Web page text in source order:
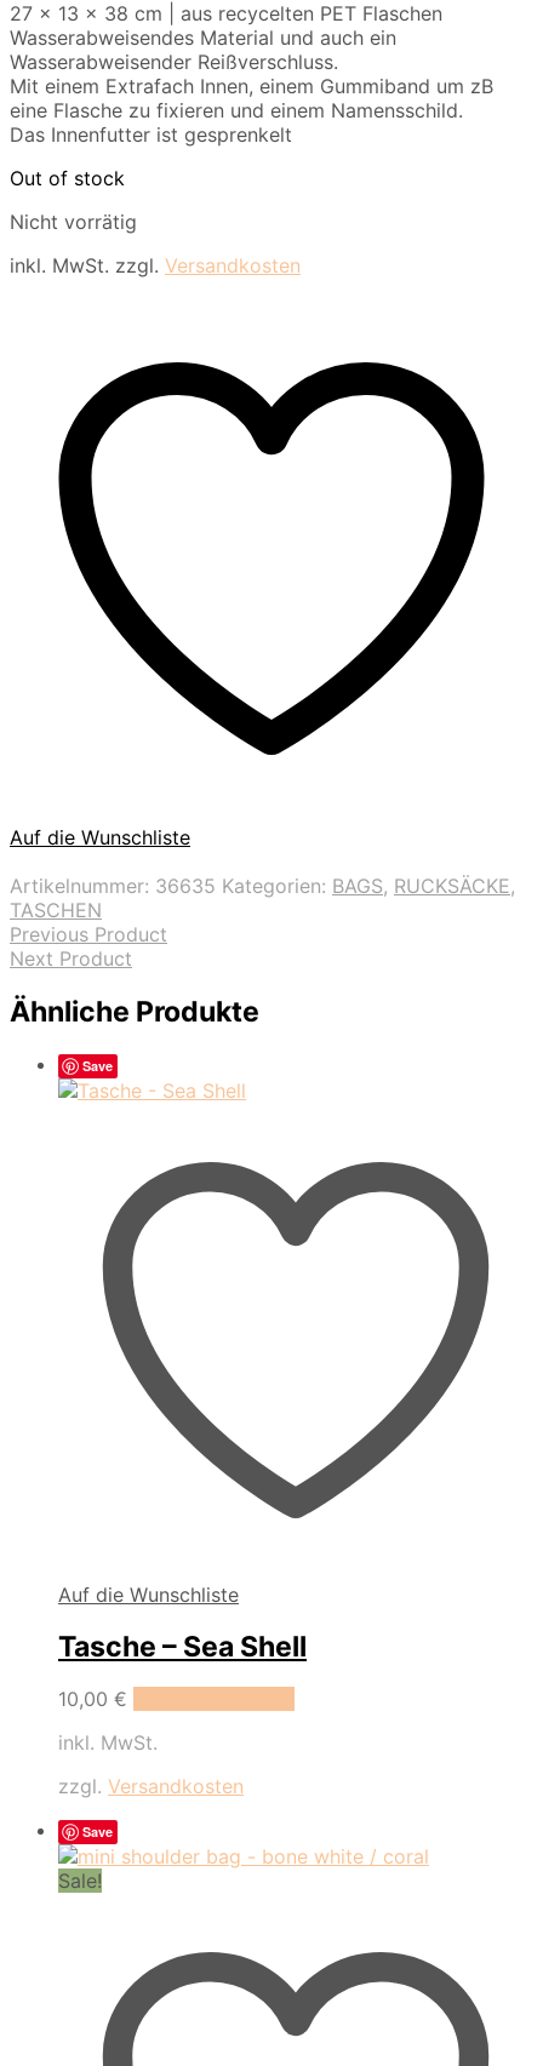
27 x 13 x 38 cm | aus recycelten PET Flaschen
Wasserabweisendes Material und auch ein
Wasserabweisender Reißverschluss.
Mit einem Extrafach Innen, einem Gummiband um zB
eine Flasche zu fixieren und einem Namensschild.
Das Innenfutter ist gesprenkelt
Out of stock
Nicht vorrätig
inkl. MwSt. zzgl. Versandkosten
Auf die Wunschliste
Artikelnummer: 36635 Kategorien: BAGS, RUCKSÄCKE,
TASCHEN
Previous Product
Next Product
Ähnliche Produkte
Save
Auf die Wunschliste
Tasche – Sea Shell
10,00 €
inkl. MwSt.
zzgl. Versandkosten
Save
Sale!